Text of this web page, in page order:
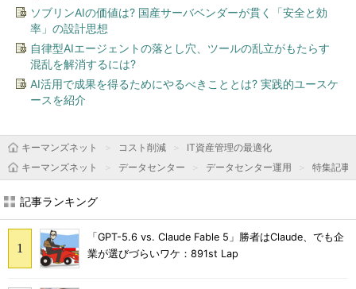
ソブリンAIの価値は? 国産サーバベンダーが貫く「安全と効
率」の設計思想
自律型AIエージェントの落とし穴、ツールの乱立がもたらす
混乱を解消するには?
AI活用で成果を得るためにやるべきこととは? 実践的ユースケ
ースを紹介
キーマンズネット コスト削減
IT資産管理の最適化
キーマンズネット
データセンター データセンター運用 特集記事
記事ランキング
「GPT-5.6 vs. Claude Fable 5」勝者はClaude、でも企
業が選びづらいワケ：891st Lap